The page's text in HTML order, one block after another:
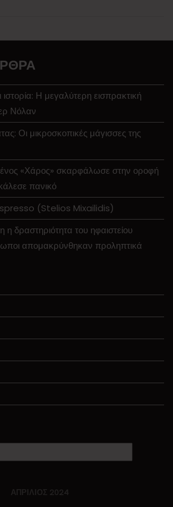
Η μεγαλύτερη εισπρακτική
Νόλαν
Οι μικροσκοπικές μάγισσες της
«Χάρος» σκαρφάλωσε στην οροφή
πανικό
(Stelios Mixailidis)
δραστηριότητα του ηφαιστείου
απομακρύνθηκαν προληπτικά
ΑΠΡΊΛΙΟΣ 2024